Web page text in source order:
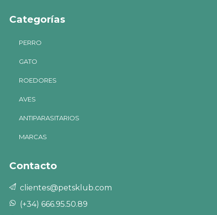
Categorías
PERRO
GATO
ROEDORES
AVES
ANTIPARASITARIOS
MARCAS
Contacto
clientes@petsklub.com
(+34) 666.95.50.89